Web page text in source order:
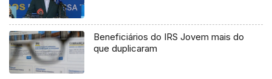
Beneficiários do IRS Jovem mais do
que duplicaram